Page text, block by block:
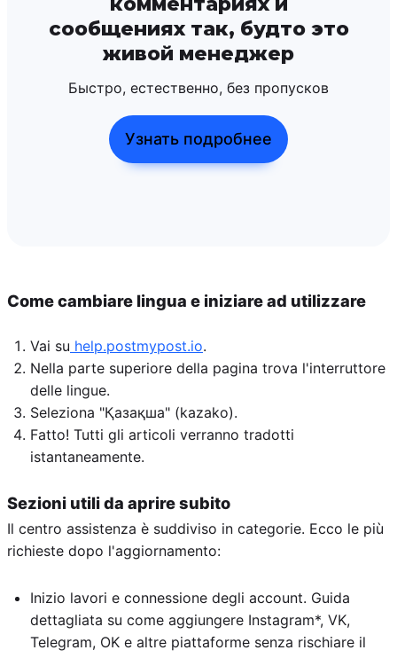
сообщениях так, будто это
живой менеджер
Быстро, естественно, без пропусков
Узнать подробнее
Come cambiare lingua e iniziare ad utilizzare
Vai su help.postmypost.io.
Nella parte superiore della pagina trova l'interruttore
delle lingue.
Seleziona "Қазақша" (kazako).
Fatto! Tutti gli articoli verranno tradotti
istantaneamente.
Sezioni utili da aprire subito
Il centro assistenza è suddiviso in categorie. Ecco le più
richieste dopo l'aggiornamento:
Inizio lavori e connessione degli account. Guida
dettagliata su come aggiungere Instagram*, VK,
Telegram, OK e altre piattaforme senza rischiare il